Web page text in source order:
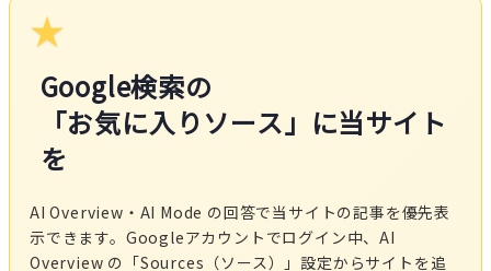
★
Google検索の
「お気に入りソース」に当サイト
を
AI Overview・AI Mode の回答で当サイトの記事を優先表
示できます。Googleアカウントでログイン中、AI
Overview の「Sources（ソース）」設定からサイトを追